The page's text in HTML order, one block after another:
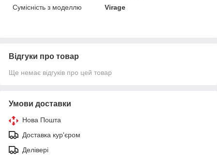
Сумісність з моделлю
Virage
Відгуки про товар
Ще немає відгуків про цей товар
Умови доставки
Нова Пошта
Доставка кур'єром
Делівері